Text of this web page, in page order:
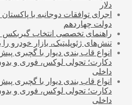
دلار
اجرای توافقات دوجانبه با
دولت چهاردهم
راهنمای تخصصی انتخاب گیربکس
تنش‌های ژئوپلیتیک، بازار خودرو
انواع قاب بندی دیوار با گچبری
دکارت؛ تحولی لوکس، فوری و
داخلی
انواع قاب بندی دیوار با گچبری
دکارت؛ تحولی لوکس، فوری و
داخلی